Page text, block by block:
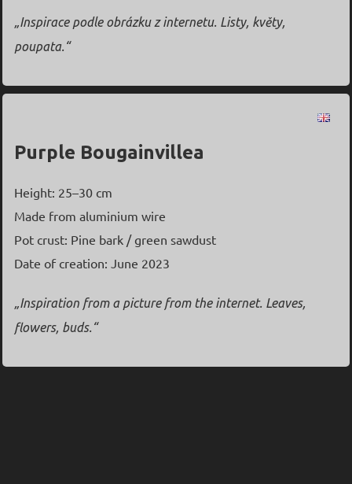
„Inspirace podle obrázku z internetu. Listy, květy,
poupata.“
Purple Bougainvillea
Height: 25–30 cm
Made from aluminium wire
Pot crust: Pine bark / green sawdust
Date of creation: June 2023
„Inspiration from a picture from the internet. Leaves,
flowers, buds.“